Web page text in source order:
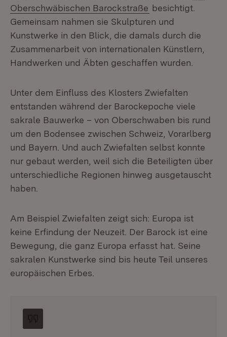
Oberschwäbischen Barockstraße (Öffnet in neuem
besichtigt.
Gemeinsam nahmen sie Skulpturen und
Kunstwerke in den Blick, die damals durch die
Zusammenarbeit von internationalen Künstlern,
Handwerken und Äbten geschaffen wurden.
Unter dem Einfluss des Klosters Zwiefalten
entstanden während der Barockepoche viele
sakrale Bauwerke – von Oberschwaben bis rund
um den Bodensee zwischen Schweiz, Vorarlberg
und Bayern. Und auch Zwiefalten selbst konnte
nur gebaut werden, weil sich die Beteiligten über
unterschiedliche Regionen hinweg ausgetauscht
haben.
Am Beispiel Zwiefalten zeigt sich: Europa ist
keine Erfindung der Neuzeit. Der Barock ist eine
Bewegung, die ganz Europa erfasst hat. Seine
sakralen Kunstwerke sind bis heute Teil unseres
europäischen Erbes.